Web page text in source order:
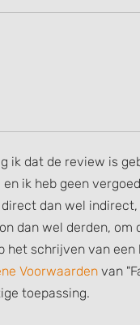
ik dat de review is
ik heb geen
dan wel
dan wel derden, om
het schrijven van een
Voorwaarden van
toepassing.
data from different
data
on information